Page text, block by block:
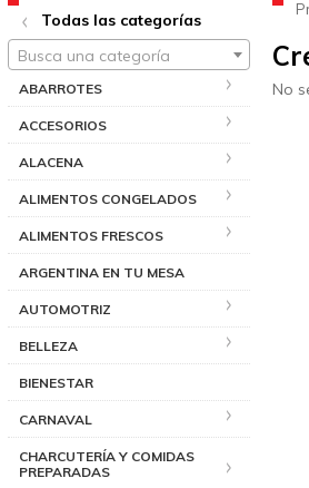
Todas las categorías
Busca una categoría
ABARROTES
ACCESORIOS
ALACENA
ALIMENTOS CONGELADOS
ALIMENTOS FRESCOS
ARGENTINA EN TU MESA
AUTOMOTRIZ
BELLEZA
BIENESTAR
CARNAVAL
CHARCUTERÍA Y COMIDAS
PREPARADAS
No